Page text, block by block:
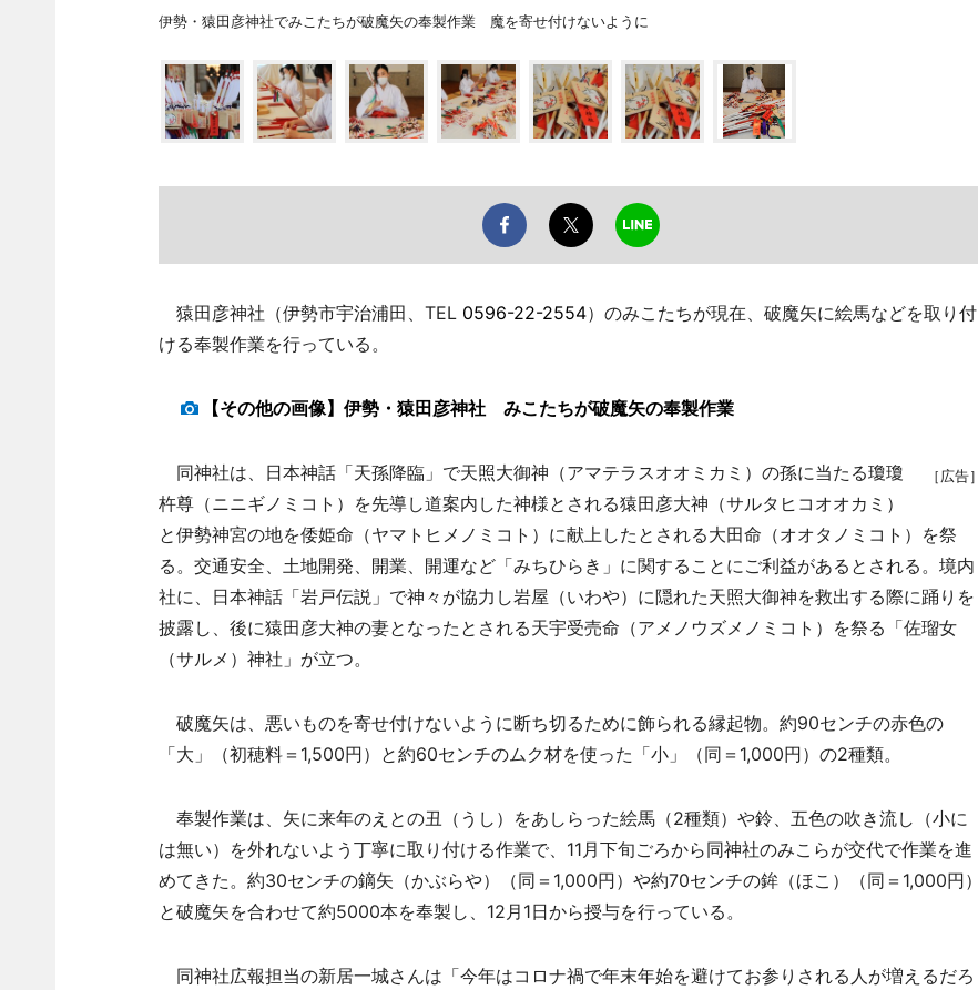
伊勢・猿田彦神社でみこたちが破魔矢の奉製作業 魔を寄せ付けないように
猿田彦神社（伊勢市宇治浦田、TEL 0596-22-2554）のみこたちが現在、破魔矢に絵馬などを取り付
ける奉製作業を行っている。
【その他の画像】伊勢・猿田彦神社 みこたちが破魔矢の奉製作業
［広告］
同神社は、日本神話「天孫降臨」で天照大御神（アマテラスオオミカミ）の孫に当たる瓊瓊
杵尊（ニニギノミコト）を先導し道案内した神様とされる猿田彦大神（サルタヒコオオカミ）
と伊勢神宮の地を倭姫命（ヤマトヒメノミコト）に献上したとされる大田命（オオタノミコト）を祭
る。交通安全、土地開発、開業、開運など「みちひらき」に関することにご利益があるとされる。境内
社に、日本神話「岩戸伝説」で神々が協力し岩屋（いわや）に隠れた天照大御神を救出する際に踊りを
披露し、後に猿田彦大神の妻となったとされる天宇受売命（アメノウズメノミコト）を祭る「佐瑠女
（サルメ）神社」が立つ。
破魔矢は、悪いものを寄せ付けないように断ち切るために飾られる縁起物。約90センチの赤色の
「大」（初穂料＝1,500円）と約60センチのムク材を使った「小」（同＝1,000円）の2種類。
奉製作業は、矢に来年のえとの丑（うし）をあしらった絵馬（2種類）や鈴、五色の吹き流し（小に
は無い）を外れないよう丁寧に取り付ける作業で、11月下旬ごろから同神社のみこらが交代で作業を進
めてきた。約30センチの鏑矢（かぶらや）（同＝1,000円）や約70センチの鉾（ほこ）（同＝1,000円）
と破魔矢を合わせて約5000本を奉製し、12月1日から授与を行っている。
同神社広報担当の新居一城さんは「今年はコロナ禍で年末年始を避けてお参りされる人が増えるだろ